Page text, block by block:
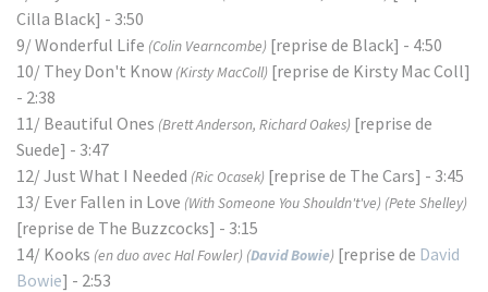
Cilla Black] - 3:50
9/ Wonderful Life (Colin Vearncombe) [reprise de Black] - 4:50
10/ They Don't Know (Kirsty MacColl) [reprise de Kirsty Mac Coll]
- 2:38
11/ Beautiful Ones (Brett Anderson, Richard Oakes) [reprise de
Suede] - 3:47
12/ Just What I Needed (Ric Ocasek) [reprise de The Cars] - 3:45
13/ Ever Fallen in Love (With Someone You Shouldn't've) (Pete Shelley)
[reprise de The Buzzcocks] - 3:15
14/ Kooks (en duo avec Hal Fowler) (David Bowie) [reprise de David
Bowie] - 2:53